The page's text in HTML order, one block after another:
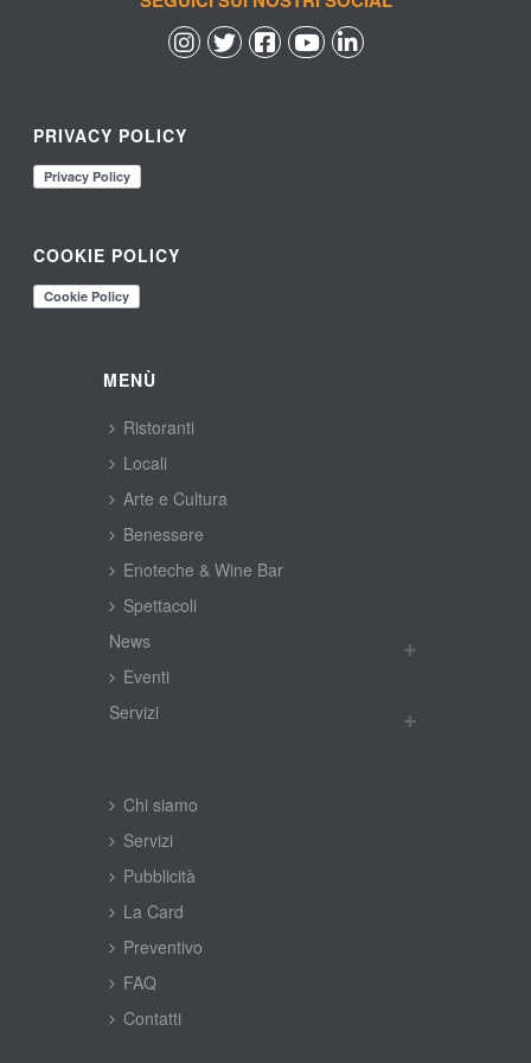
PRIVACY POLICY
COOKIE POLICY
MENÙ
Ristoranti
Locali
Arte e Cultura
Benessere
Enoteche & Wine Bar
Spettacoli
New
Eventi
Servizi
Chi siamo
Servizi
Pubblicità
La Card
Preventivo
FAQ
Contatti